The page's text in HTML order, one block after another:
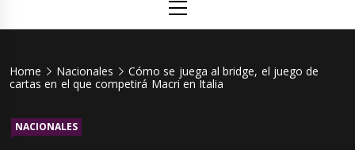
Menu
Home Nacionales
Cómo se juega al bridge, el juego de
cartas en el que competirá Macri en Italia
NACIONALES